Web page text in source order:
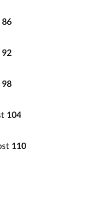
86
92
98
104
110